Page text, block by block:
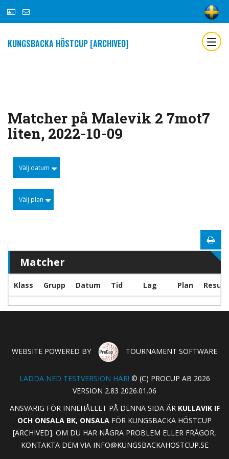
KUNGSBACKA HÖSTCUP [ARCHIVED]
Matcher på Malevik 2 7mot7
liten, 2022-10-09
Välj datum
Välj plan
Matcher
Klass Grupp Datum Tid Lag Plan
WEBSITE POWERED BY TOURNAMENT SOFTWARE
LADDA NED TESTVERSION HÄR! © (C) PROCUP AB 2026
VERSION 2.83 2026.01.06
ANSVARIG FÖR INNEHÅLLET PÅ DENNA SIDA ÄR KULLAVIK IF
OCH ONSALA BK, ONSALA FÖR KUNGSBACKA HÖSTCUP
[ARCHIVED]. OM DU HAR NÅGRA PROBLEM ELLER FRÅGOR,
KONTAKTA DEM VIA INFO@KUNGSBACKAHOSTCUP.SE